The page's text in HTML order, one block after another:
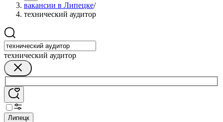
вакансии в Липецке/
технический аудитор
технический аудитор
Липецк